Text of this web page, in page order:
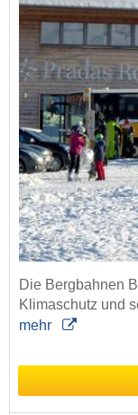
Die Bergbahnen
Klimaschutz und
mehr